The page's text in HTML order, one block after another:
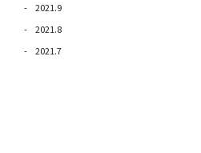
2021.9
2021.8
2021.7